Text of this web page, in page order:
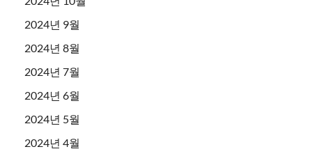
2024년 9월
2024년 8월
2024년 7월
2024년 6월
2024년 5월
2024년 4월